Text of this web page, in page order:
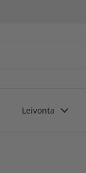
Leivonta